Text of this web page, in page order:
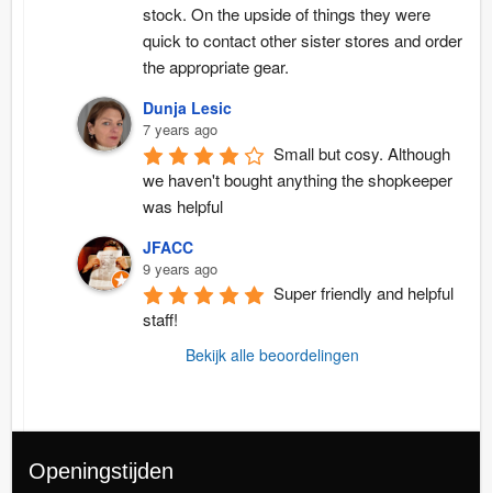
stock. On the upside of things they were
quick to contact other sister stores and order
the appropriate gear.
Dunja Lesic
7 years ago
Small but cosy. Although
we haven't bought anything the shopkeeper
was helpful
JFACC
9 years ago
Super friendly and helpful
staff!
Bekijk alle beoordelingen
Openingstijden